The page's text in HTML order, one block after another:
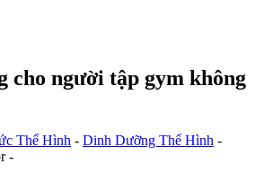
cho người tập gym không
Thể Hình - Dinh Dưỡng Thể Hình -
-